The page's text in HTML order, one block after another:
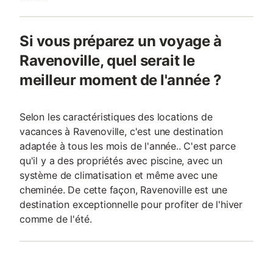
Si vous préparez un voyage à
Ravenoville, quel serait le
meilleur moment de l'année ?
Selon les caractéristiques des locations de
vacances à Ravenoville, c'est une destination
adaptée à tous les mois de l'année.. C'est parce
qu'il y a des propriétés avec piscine, avec un
système de climatisation et même avec une
cheminée. De cette façon, Ravenoville est une
destination exceptionnelle pour profiter de l'hiver
comme de l'été.